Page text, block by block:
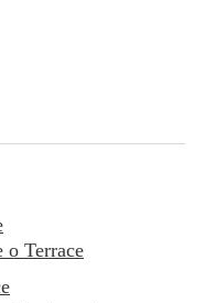
o Terrace